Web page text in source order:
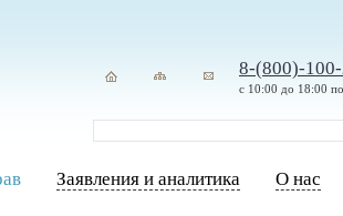
8-(800)-
с 10:00 до 18:00
Заявления и аналитика О нас